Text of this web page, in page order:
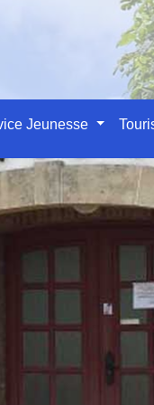
Jeunesse
TOURISME